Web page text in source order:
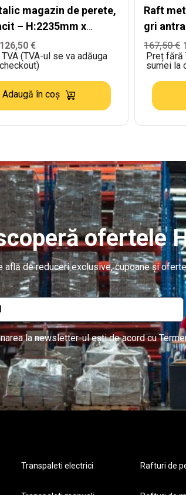
magazin de perete,
– H:2235mm x
x B:500mm +
€
(TVA-ul se va adăuga
Adaugă în coș
Raft
gri
167,50€
Preț fără
sumei la
ofertele
află de reduceri exclusive, cupoane și
la newsletter-ul ești de acord cu
Transpaleti electrici Rafturi de